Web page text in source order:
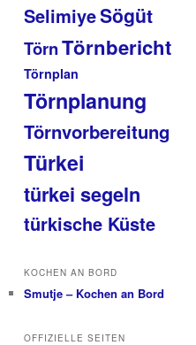
SelimiyeSögüt
TörnTörnbericht
Törnplan
Törnplanung
Törnvorbereitung
Türkei
türkei segeln
türkische Küste
KOCHEN AN BORD
Smutje – Kochen an Bord
OFFIZIELLE SEITEN